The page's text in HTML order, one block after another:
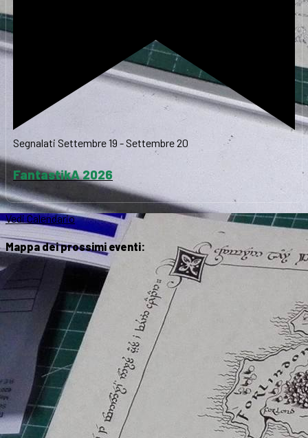
Segnalati Settembre 19 -Settembre 20
FantastikA 2026
Vedi Calendario
Mappa dei prossimi eventi: